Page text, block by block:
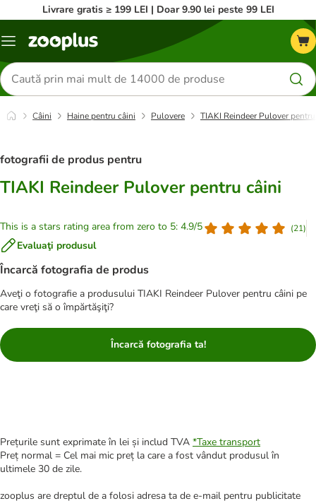
Livrare gratis ≥ 199 LEI | Doar 9.90 lei peste 99 LEI
Categorii
Căutare
produse
Câini Haine pentru câini Pulovere TIAKI Reindeer Pulover
fotografii de produs pentru
TIAKI Reindeer Pulover pentru câini
This is a stars rating area from zero to 5: 4.9/5 (21)
Evaluaţi produsul
Încarcă fotografia de produs
Aveţi o fotografie a produsului TIAKI Reindeer Pulover pentru câini pe
care vreţi să o împărtăşiţi?
Încarcă fotografia ta!
Prețurile sunt exprimate în lei și includ TVA *Taxe transport
Preț normal = Cel mai mic preț la care a fost vândut produsul în
ultimele 30 de zile.
zooplus are dreptul de a folosi adresa ta de e-mail pentru publicitate